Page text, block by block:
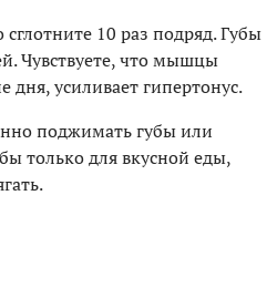
10 раз подряд. Губы
Чувствуете, что мышцы
дня, усиливает гипертонус.
поджимать губы или
только для вкусной еды,